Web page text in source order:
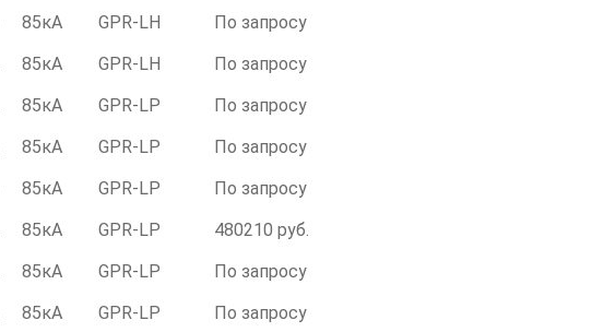
85кА GPR-LH
По запросу
85кА GPR-LH
По запросу
85кА GPR-LР
По запросу
85кА GPR-LР
По запросу
85кА GPR-LР
По запросу
85кА GPR-LР
480210 руб.
85кА GPR-LР
По запросу
85кА GPR-LР
По запросу